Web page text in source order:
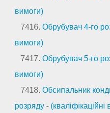
вимоги)
7416. Обрубувач 4-го
вимоги)
7417. Обрубувач 5-го
вимоги)
7418. Обсипальник
розряду - (кваліфікаційні